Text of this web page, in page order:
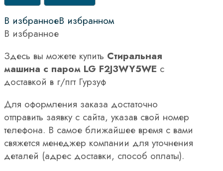
В избранноеВ избранном
В избранное
Здесь вы можете купить Стиральная
машина с паром LG F2J3WY5WE с
доставкой в г/пгт Гурзуф
Для оформления заказа достаточно
отправить заявку с сайта, указав свой номер
телефона. В самое ближайшее время с вами
свяжется менеджер компании для уточнения
деталей (адрес доставки, способ оплаты).